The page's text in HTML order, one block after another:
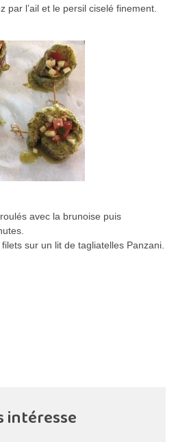
par l’ail et le persil ciselé finement.
avec la brunoise puis
sur un lit de tagliatelles Panzani.
intéresse